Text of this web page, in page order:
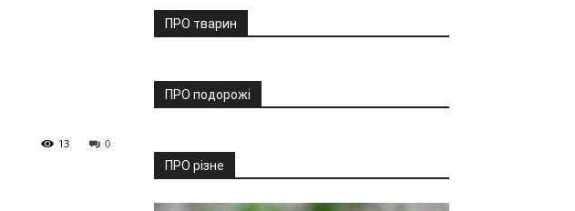
0
13
ПРО тварин
ПРО подорожі
ПРО різне